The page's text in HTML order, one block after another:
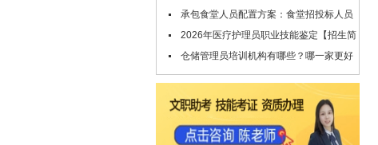
里考？报考条件是什么
承包食堂人员配置方案：食堂招投标人员
配置要哪些技能证书
2026年医疗护理员职业技能鉴定【招生简
章】
仓储管理员培训机构有哪些？哪一家更好
点？